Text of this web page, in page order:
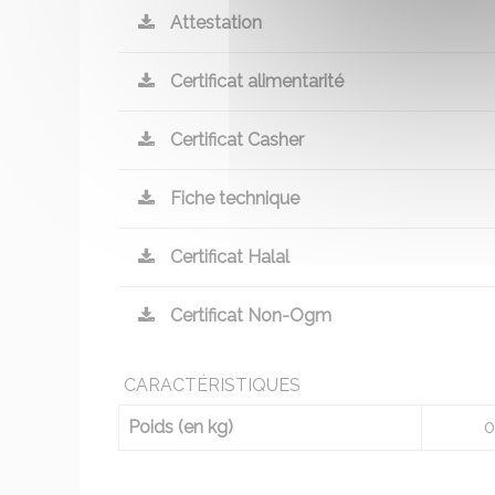
Attestation
Certificat alimentarité
Certificat Casher
Fiche technique
Certificat Halal
Certificat Non-Ogm
CARACTÉRISTIQUES
Poids (en kg)